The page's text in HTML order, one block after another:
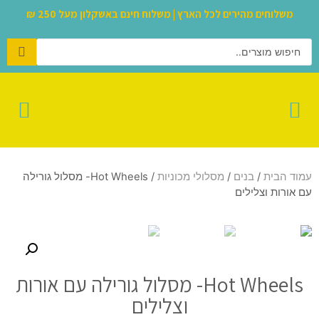
משלוחים מהירים לכל הארץ | משלוח חינם באשקלון מעל 250 ₪
עמוד הבית / בנים / מסלולי מכוניות
/ Hot Wheels- מסלול גורילה
עם אורות וצלילים
Hot Wheels- מסלול גורילה עם אורות
וצלילים